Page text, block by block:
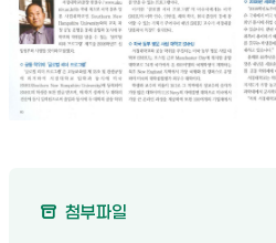
첨부파일